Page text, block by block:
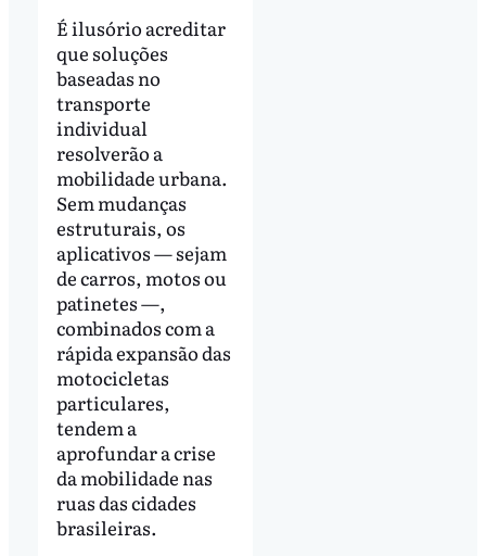
É ilusório acreditar
que soluções
baseadas no
transporte
individual
resolverão a
mobilidade urbana.
Sem mudanças
estruturais, os
aplicativos — sejam
de carros, motos ou
patinetes —,
combinados com a
rápida expansão das
motocicletas
particulares,
tendem a
aprofundar a crise
da mobilidade nas
ruas das cidades
brasileiras.